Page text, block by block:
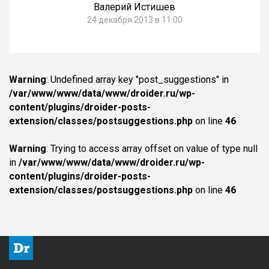
Валерий Истишев
24 декабря 2013 в 11:00
Warning: Undefined array key "post_suggestions" in
/var/www/www/data/www/droider.ru/wp-
content/plugins/droider-posts-
extension/classes/postsuggestions.php on line 46
Warning: Trying to access array offset on value of type null
in /var/www/www/data/www/droider.ru/wp-
content/plugins/droider-posts-
extension/classes/postsuggestions.php on line 46